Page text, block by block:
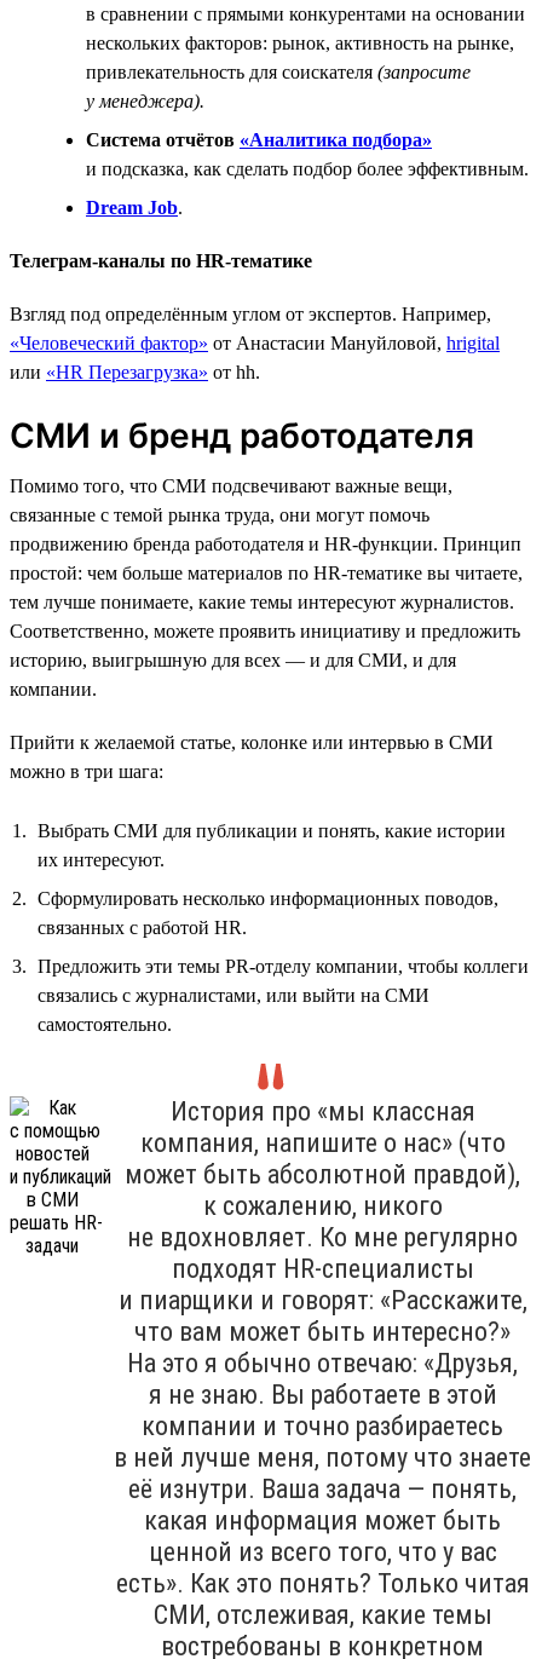
в сравнении с прямыми конкурентами на основании
нескольких факторов: рынок, активность на рынке,
привлекательность для соискателя (запросите
у менеджера).
Система отчётов «Аналитика подбора»
и подсказка, как сделать подбор более эффективным.
Dream Job.
Телеграм-каналы по HR-тематике
Взгляд под определённым углом от экспертов. Например,
«Человеческий фактор» от Анастасии Мануйловой, hrigital
или «HR Перезагрузка» от hh.
СМИ и бренд работодателя
Помимо того, что СМИ подсвечивают важные вещи,
связанные с темой рынка труда, они могут помочь
продвижению бренда работодателя и HR-функции. Принцип
простой: чем больше материалов по HR-тематике вы читаете,
тем лучше понимаете, какие темы интересуют журналистов.
Соответственно, можете проявить инициативу и предложить
историю, выигрышную для всех — и для СМИ, и для
компании.
Прийти к желаемой статье, колонке или интервью в СМИ
можно в три шага:
Выбрать СМИ для публикации и понять, какие истории
их интересуют.
Сформулировать несколько информационных поводов,
связанных с работой HR.
Предложить эти темы PR-отделу компании, чтобы коллеги
связались с журналистами, или выйти на СМИ
самостоятельно.
История про «мы классная
компания, напишите о нас» (что
может быть абсолютной правдой),
к сожалению, никого
не вдохновляет. Ко мне регулярно
подходят HR-специалисты
и пиарщики и говорят: «Расскажите,
что вам может быть интересно?»
На это я обычно отвечаю: «Друзья,
я не знаю. Вы работаете в этой
компании и точно разбираетесь
в ней лучше меня, потому что знаете
её изнутри. Ваша задача — понять,
какая информация может быть
ценной из всего того, что у вас
есть». Как это понять? Только читая
СМИ, отслеживая, какие темы
востребованы в конкретном